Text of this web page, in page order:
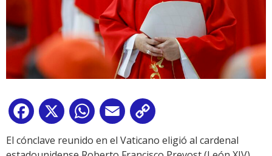
Facebook
X WhatsApp
Email
Link
El cónclave reunido en el Vaticano eligió al cardenal